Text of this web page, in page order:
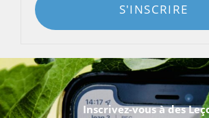
S'INSCRIRE
Inscrivez-vous à des